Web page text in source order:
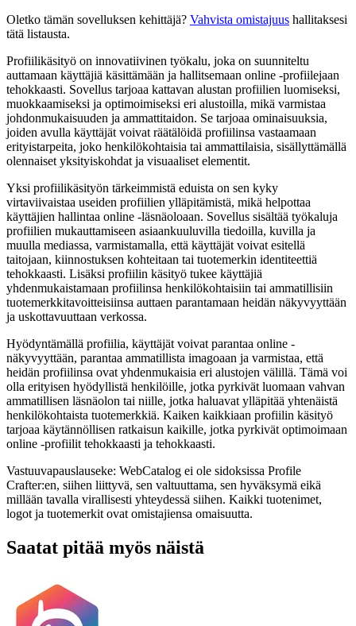
Oletko tämän sovelluksen kehittäjä? Vahvista omistajuus hallitaksesi
tätä listausta.
Profiilikäsityö on innovatiivinen työkalu, joka on suunniteltu
auttamaan käyttäjiä käsittämään ja hallitsemaan online -profiilejaan
tehokkaasti. Sovellus tarjoaa kattavan alustan profiilien luomiseksi,
muokkaamiseksi ja optimoimiseksi eri alustoilla, mikä varmistaa
johdonmukaisuuden ja ammattitaidon. Se tarjoaa ominaisuuksia,
joiden avulla käyttäjät voivat räätälöidä profiilinsa vastaamaan
erityistarpeita, joko henkilökohtaisia ​​tai ammattilaisia, sisällyttämällä
olennaiset yksityiskohdat ja visuaaliset elementit.
Yksi profiilikäsityön tärkeimmistä eduista on sen kyky
virtaviivaistaa useiden profiilien ylläpitämistä, mikä helpottaa
käyttäjien hallintaa online -läsnäoloaan. Sovellus sisältää työkaluja
profiilien mukauttamiseen asiaankuuluvilla tiedoilla, kuvilla ja
muulla mediassa, varmistamalla, että käyttäjät voivat esitellä
taitojaan, kiinnostuksen kohteitaan tai tuotemerkin identiteettiä
tehokkaasti. Lisäksi profiilin käsityö tukee käyttäjiä
yhdenmukaistamaan profiilinsa henkilökohtaisiin tai ammatillisiin
tuotemerkkitavoitteisiinsa auttaen parantamaan heidän näkyvyyttään
ja uskottavuuttaan verkossa.
Hyödyntämällä profiilia, käyttäjät voivat parantaa online -
näkyvyyttään, parantaa ammatillista imagoaan ja varmistaa, että
heidän profiilinsa ovat yhdenmukaisia ​​eri alustojen välillä. Tämä voi
olla erityisen hyödyllistä henkilöille, jotka pyrkivät luomaan vahvan
ammatillisen läsnäolon tai niille, jotka haluavat ylläpitää yhtenäistä
henkilökohtaista tuotemerkkiä. Kaiken kaikkiaan profiilin käsityö
tarjoaa käytännöllisen ratkaisun kaikille, jotka pyrkivät optimoimaan
online -profiilit tehokkaasti ja tehokkaasti.
Vastuuvapauslauseke: WebCatalog ei ole sidoksissa Profile
Crafter:en, siihen liittyvä, sen valtuuttama, sen hyväksymä eikä
millään tavalla virallisesti yhteydessä siihen. Kaikki tuotenimet,
logot ja tuotemerkit ovat omistajiensa omaisuutta.
Saatat pitää myös näistä